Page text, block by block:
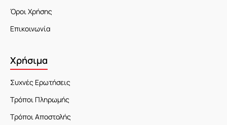
Όροι Χρήσης
Επικοινωνία
Χρήσιμα
Συχνές Ερωτήσεις
Τρόποι Πληρωμής
Τρόποι Αποστολής